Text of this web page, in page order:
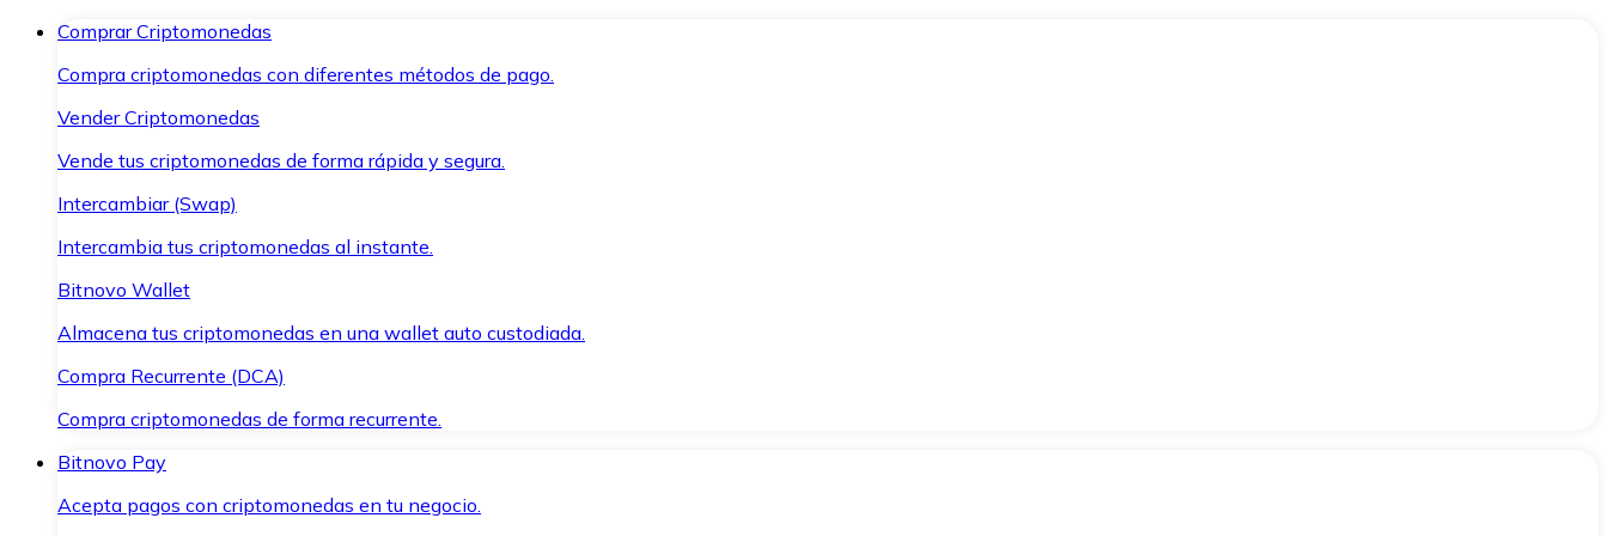
Comprar Criptomonedas
Compra criptomonedas con diferentes métodos de pago.
Vender Criptomonedas
Vende tus criptomonedas de forma rápida y segura.
Intercambiar (Swap)
Intercambia tus criptomonedas al instante.
Bitnovo Wallet
Almacena tus criptomonedas en una wallet auto custodiada.
Compra Recurrente (DCA)
Compra criptomonedas de forma recurrente.
Bitnovo Pay
Acepta pagos con criptomonedas en tu negocio.